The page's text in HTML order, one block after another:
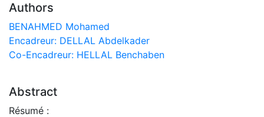
Authors
BENAHMED Mohamed
Encadreur: DELLAL Abdelkader
Co-Encadreur: HELLAL Benchaben
Abstract
Résumé :